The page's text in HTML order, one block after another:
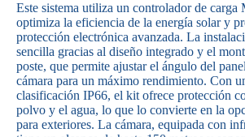
Este sistema utiliza un controlador de carga
optimiza la eficiencia de la energía solar y
protección electrónica avanzada. La
sencilla gracias al diseño integrado y el
poste, que permite ajustar el ángulo del
cámara para un máximo rendimiento. Con
clasificación IP66, el kit ofrece protección
polvo y el agua, lo que lo convierte en la
para exteriores. La cámara, equipada con